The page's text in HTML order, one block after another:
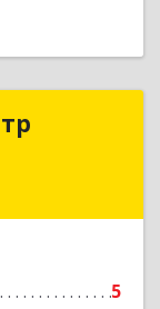
5
центр
Подробнее